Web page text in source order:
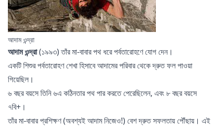
আদাম ওন্দ্রা
আদাম ওন্দ্রা(১৯৯৩) তাঁর মা-বাবার পথ ধরে পর্বতারোহণে যোগ দেন।
একটি শিশুর পর্বতারোহণ শেখাহিসাবে আদামের পরিবার থেকে দ্রুত ফল পাওয়া
গিয়েছিল।
৬ বছর বয়সে তিনি ৬এ কঠিনতার পথ পার করতে পেরেছিলেন, এবং ৮ বছর বয়সে
৭বি+।
তাঁর মা-বাবার প্রশিক্ষণ (অবশ্যই আদাম নিজেও!) বেশ দ্রুত সফলতায় পৌঁছায়। এই